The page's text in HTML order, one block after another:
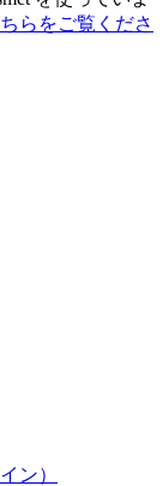
らをご覧くださ
ン）